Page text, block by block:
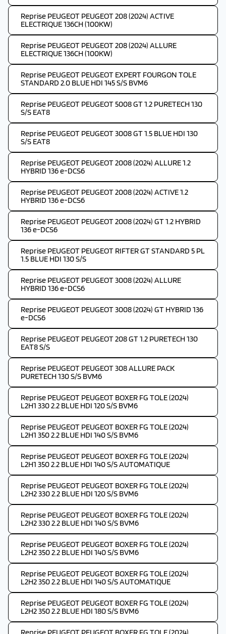
Reprise PEUGEOT PEUGEOT 208 (2024) ACTIVE
ELECTRIQUE 136CH (100KW)
Reprise PEUGEOT PEUGEOT 208 (2024) ALLURE
ELECTRIQUE 136CH (100KW)
Reprise PEUGEOT PEUGEOT EXPERT FOURGON TOLE
STANDARD 2.0 BLUE HDI 145 S/S BVM6
Reprise PEUGEOT PEUGEOT 5008 GT 1.2 PURETECH 130
S/S EAT8
Reprise PEUGEOT PEUGEOT 3008 GT 1.5 BLUE HDI 130
S/S EAT8
Reprise PEUGEOT PEUGEOT 2008 (2024) ALLURE 1.2
HYBRID 136 e-DCS6
Reprise PEUGEOT PEUGEOT 2008 (2024) ACTIVE 1.2
HYBRID 136 e-DCS6
Reprise PEUGEOT PEUGEOT 2008 (2024) GT 1.2 HYBRID
136 e-DCS6
Reprise PEUGEOT PEUGEOT RIFTER GT STANDARD 5 PL
1.5 BLUE HDI 130 S/S
Reprise PEUGEOT PEUGEOT 3008 (2024) ALLURE
HYBRID 136 e-DCS6
Reprise PEUGEOT PEUGEOT 3008 (2024) GT HYBRID 136
e-DCS6
Reprise PEUGEOT PEUGEOT 208 GT 1.2 PURETECH 130
EAT8 S/S
Reprise PEUGEOT PEUGEOT 308 ALLURE PACK
PURETECH 130 S/S BVM6
Reprise PEUGEOT PEUGEOT BOXER FG TOLE (2024)
L2H1 330 2.2 BLUE HDI 120 S/S BVM6
Reprise PEUGEOT PEUGEOT BOXER FG TOLE (2024)
L2H1 350 2.2 BLUE HDI 140 S/S BVM6
Reprise PEUGEOT PEUGEOT BOXER FG TOLE (2024)
L2H1 350 2.2 BLUE HDI 140 S/S AUTOMATIQUE
Reprise PEUGEOT PEUGEOT BOXER FG TOLE (2024)
L2H2 330 2.2 BLUE HDI 120 S/S BVM6
Reprise PEUGEOT PEUGEOT BOXER FG TOLE (2024)
L2H2 330 2.2 BLUE HDI 140 S/S BVM6
Reprise PEUGEOT PEUGEOT BOXER FG TOLE (2024)
L2H2 350 2.2 BLUE HDI 140 S/S BVM6
Reprise PEUGEOT PEUGEOT BOXER FG TOLE (2024)
L2H2 350 2.2 BLUE HDI 140 S/S AUTOMATIQUE
Reprise PEUGEOT PEUGEOT BOXER FG TOLE (2024)
L2H2 350 2.2 BLUE HDI 180 S/S BVM6